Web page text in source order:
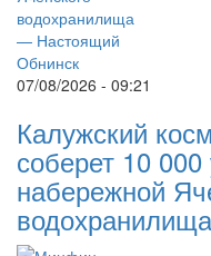
07/08/2026 - 09:21
Калужский
соберет 10
набережной
водохранилища